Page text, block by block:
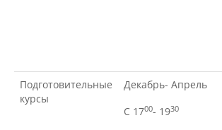
Вакантные места для приёма
(перевода) обучающихся
Подготовительные
курсы
Декабрь- Апрель
С 1700- 1930